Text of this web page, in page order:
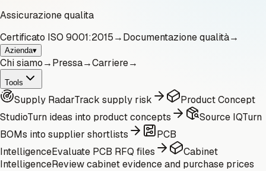
Assicurazione qualita
Certificato ISO 9001:2015→Documentazione qualità→
Azienda▾
Chi siamo→Pressa→Carriere→
Tools
Supply RadarTrack supply risk
Product Concept
StudioTurn ideas into product concepts Source IQTurn
BOMs into supplier shortlists
PCB
IntelligenceEvaluate PCB RFQ files
Cabinet
IntelligenceReview cabinet evidence and purchase prices